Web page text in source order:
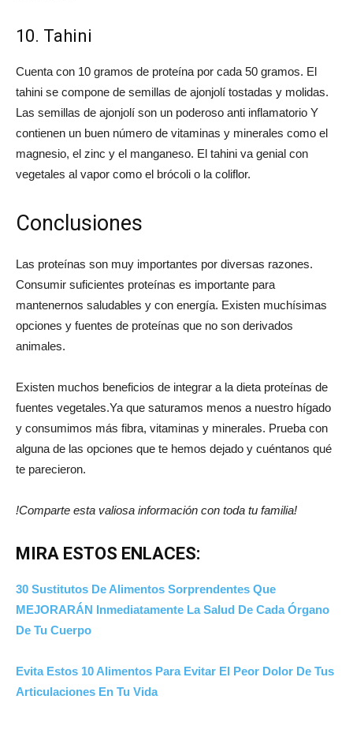
10. Tahini
Cuenta con 10 gramos de proteína por cada 50 gramos. El
tahini se compone de semillas de ajonjolí tostadas y molidas.
Las semillas de ajonjolí son un poderoso anti inflamatorio Y
contienen un buen número de vitaminas y minerales como el
magnesio, el zinc y el manganeso. El tahini va genial con
vegetales al vapor como el brócoli o la coliflor.
Conclusiones
Las proteínas son muy importantes por diversas razones.
Consumir suficientes proteínas es importante para
mantenernos saludables y con energía. Existen muchísimas
opciones y fuentes de proteínas que no son derivados
animales.
Existen muchos beneficios de integrar a la dieta proteínas de
fuentes vegetales.Ya que saturamos menos a nuestro hígado
y consumimos más fibra, vitaminas y minerales. Prueba con
alguna de las opciones que te hemos dejado y cuéntanos qué
te parecieron.
!Comparte esta valiosa información con toda tu familia!
MIRA ESTOS ENLACES:
30 Sustitutos De Alimentos Sorprendentes Que
MEJORARÁN Inmediatamente La Salud De Cada Órgano
De Tu Cuerpo
Evita Estos 10 Alimentos Para Evitar El Peor Dolor De Tus
Articulaciones En Tu Vida